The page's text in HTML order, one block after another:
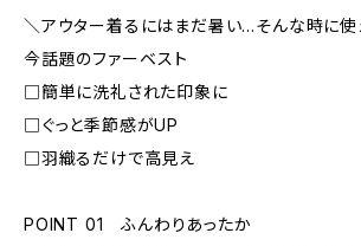
＼アウター着るにはまだ暑い…そんな時に使
今話題のファーベスト
□簡単に洗礼された印象に
□ぐっと季節感がUP
□羽織るだけで高見え
POINT 01 ふんわりあったか